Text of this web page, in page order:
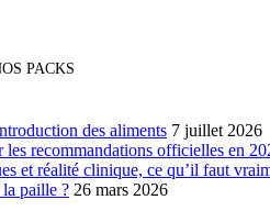
PACKS
des aliments 7 juillet 2026
recommandations officielles en
et réalité clinique, ce qu’il faut
la paille ? 26 mars 2026